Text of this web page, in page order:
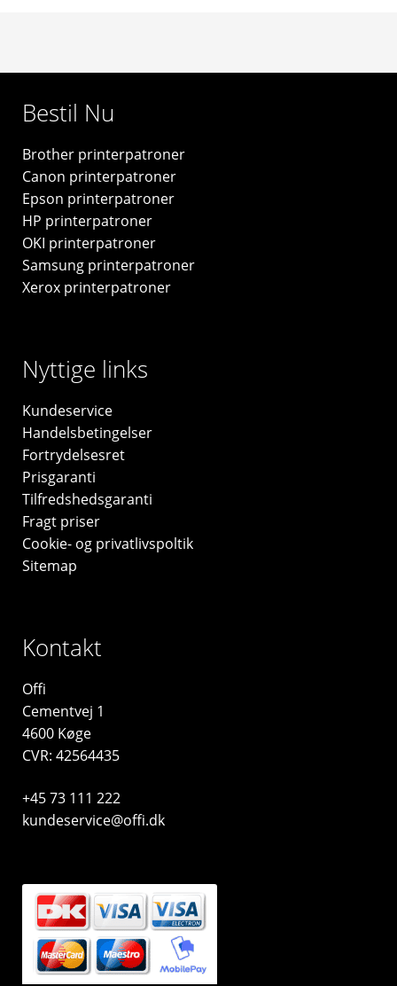
Bestil Nu
Brother printerpatroner
Canon printerpatroner
Epson printerpatroner
HP printerpatroner
OKI printerpatroner
Samsung printerpatroner
Xerox printerpatroner
Nyttige links
Kundeservice
Handelsbetingelser
Fortrydelsesret
Prisgaranti
Tilfredshedsgaranti
Fragt priser
Cookie- og privatlivspoltik
Sitemap
Kontakt
Offi
Cementvej 1
4600 Køge
CVR: 42564435
+45 73 111 222
kundeservice@offi.dk